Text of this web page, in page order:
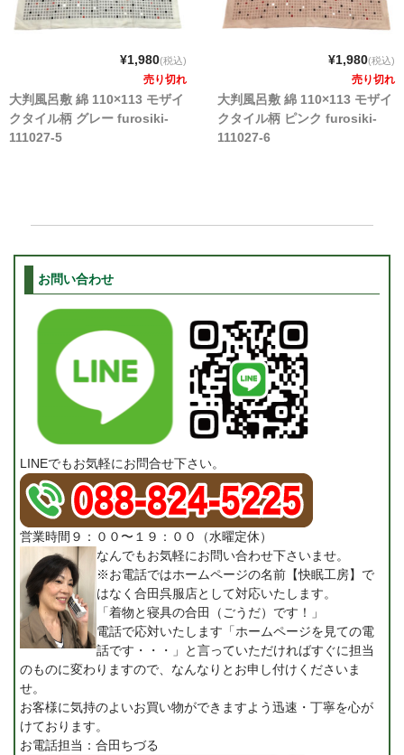
¥1,980(税込)
売り切れ
大判風呂敷 綿 110×113 モザイ
クタイル柄 グレー furosiki-
111027-5
¥1,980(税込)
売り切れ
大判風呂敷 綿 110×113 モザイ
クタイル柄 ピンク furosiki-
111027-6
お問い合わせ
LINEでもお気軽にお問合せ下さい。
営業時間９：００〜１９：００（水曜定休）
なんでもお気軽にお問い合わせ下さいませ。
※お電話ではホームページの名前【快眠工房】で
はなく合田呉服店として対応いたします。
「着物と寝具の合田（ごうだ）です！」
電話で応対いたします「ホームページを見ての電
話です・・・」と言っていただければすぐに担当
のものに変わりますので、なんなりとお申し付けくださいま
せ。
お客様に気持のよいお買い物ができますよう迅速・丁寧を心が
けております。
お電話担当：合田ちづる